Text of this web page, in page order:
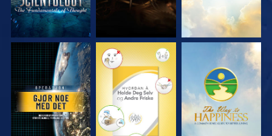
SE SE SE